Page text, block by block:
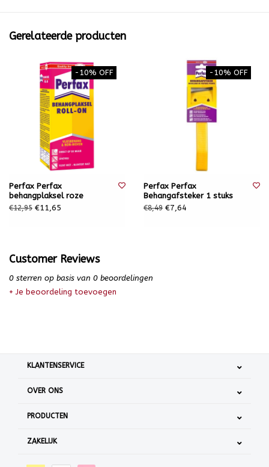
Gerelateerde producten
-10% OFF
Perfax Perfax
behangplaksel roze
€12,95 €11,65
-10% OFF
Perfax Perfax
Behangafsteker 1 stuks
€8,49 €7,64
Customer Reviews
0 sterren op basis van 0 beoordelingen
+ Je beoordeling toevoegen
KLANTENSERVICE
OVER ONS
PRODUCTEN
ZAKELIJK